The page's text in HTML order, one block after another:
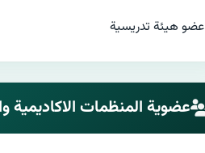
عضو هيئة تدريسية
عضوية المنظمات الاكاديمية